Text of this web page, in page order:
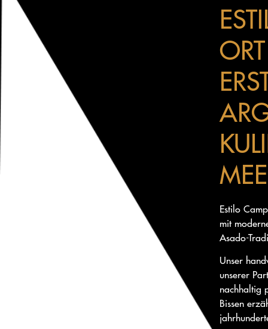
Estilo
mit
Asado-
Unser
unserer
nachhaltig
Bissen